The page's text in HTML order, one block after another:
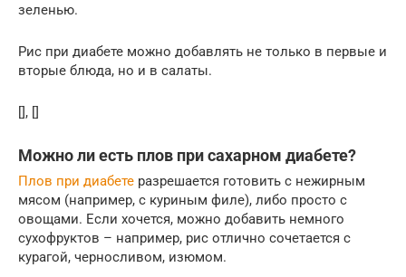
зеленью.
Рис при диабете можно добавлять не только в первые и
вторые блюда, но и в салаты.
[], []
Можно ли есть плов при сахарном диабете?
Плов при диабете разрешается готовить с нежирным
мясом (например, с куриным филе), либо просто с
овощами. Если хочется, можно добавить немного
сухофруктов – например, рис отлично сочетается с
курагой, черносливом, изюмом.